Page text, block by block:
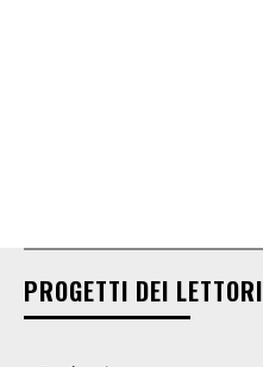
PROGETTI DEI LETTORI